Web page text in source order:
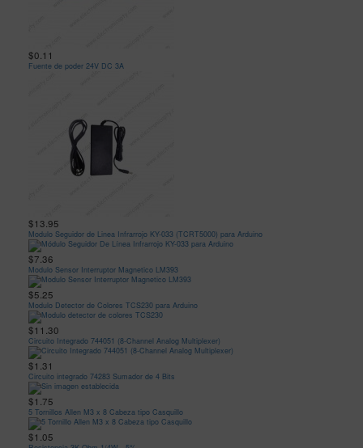
$0.11
Fuente de poder 24V DC 3A
$13.95
Modulo Seguidor de Linea Infrarrojo KY-033 (TCRT5000) para Arduino
$7.36
Modulo Sensor Interruptor Magnetico LM393
$5.25
Modulo Detector de Colores TCS230 para Arduino
$11.30
Circuito Integrado 744051 (8-Channel Analog Multiplexer)
$1.31
Circuito integrado 74283 Sumador de 4 Bits
$1.75
5 Tornillos Allen M3 x 8 Cabeza tipo Casquillo
$1.05